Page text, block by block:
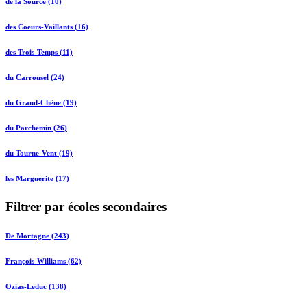
des Coeurs-Vaillants (16)
des Trois-Temps (11)
du Carrousel (24)
du Grand-Chêne (19)
du Parchemin (26)
du Tourne-Vent (19)
les Marguerite (17)
Filtrer par écoles secondaires
De Mortagne (243)
François-Williams (62)
Ozias-Leduc (138)